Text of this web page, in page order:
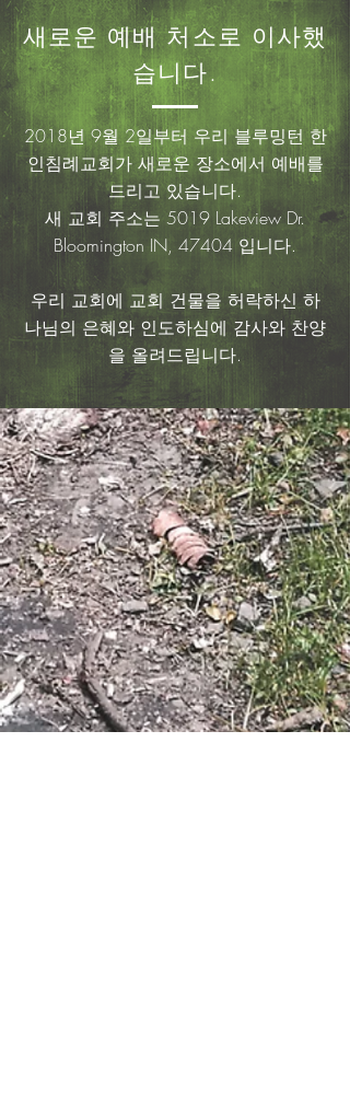
​새로운 예배 처소로 이사했
습니다.
2018년 9월 2일부터 우리 블루밍턴 한
인침례교회가 새로운 장소에서 예배를
드리고 있습니다.
새 교회 주소는 5019 Lakeview Dr.
Bloomington IN, 47404 입니다.
​우리 교회에 교회 건물을 허락하신 하
나님의 은혜와 인도하심에 감사와 찬양
을 올려드립니다.